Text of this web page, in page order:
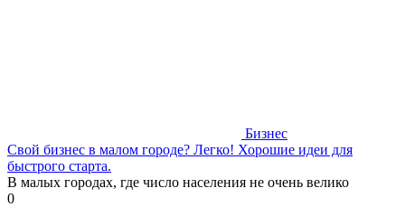
Бизнес
Свой бизнес в малом городе? Легко! Хорошие идеи для
быстрого старта.
В малых городах, где число населения не очень велико
0